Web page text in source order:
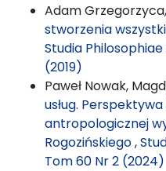
Adam Grzegorzyca,
stworzenia
Studia
(2019)
Paweł Nowak,
usług.
antropologicznej
Rogozińskiego,
Tom 60 Nr 2 (2024)